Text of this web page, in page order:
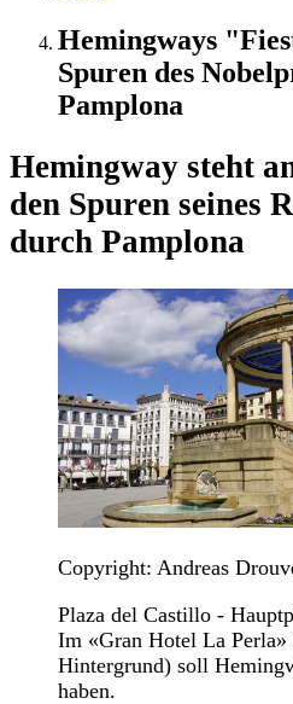
Hemingways
Spuren des
Pamplona
Hemingway steht
den Spuren seines
durch Pamplona
Copyright: Andreas
Plaza del Castillo -
Im «Gran Hotel La
Hintergrund) soll
haben.